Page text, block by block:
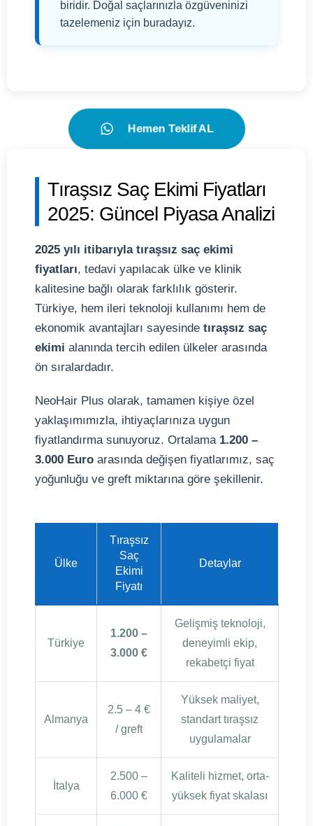
biridir. Doğal saçlarınızla özgüveninizi
tazelemeniz için buradayız.
Hemen Teklif AL
Tıraşsız Saç Ekimi Fiyatları
2025: Güncel Piyasa Analizi
2025 yılı itibarıyla tıraşsız saç ekimi
fiyatları, tedavi yapılacak ülke ve klinik
kalitesine bağlı olarak farklılık gösterir.
Türkiye, hem ileri teknoloji kullanımı hem de
ekonomik avantajları sayesinde tıraşsız saç
ekimi alanında tercih edilen ülkeler arasında
ön sıralardadır.
NeoHair Plus olarak, tamamen kişiye özel
yaklaşımımızla, ihtiyaçlarınıza uygun
fiyatlandırma sunuyoruz. Ortalama 1.200 –
3.000 Euro arasında değişen fiyatlarımız, saç
yoğunluğu ve greft miktarına göre şekillenir.
Ülke
Tıraşsız
Saç
Ekimi
Fiyatı
Detaylar
Türkiye
1.200 –
3.000 €
Gelişmiş teknoloji,
deneyimli ekip,
rekabetçi fiyat
Almanya
2.5 – 4 €
/ greft
Yüksek maliyet,
standart tıraşsız
uygulamalar
İtalya
2.500 –
6.000 €
Kaliteli hizmet, orta-
yüksek fiyat skalası